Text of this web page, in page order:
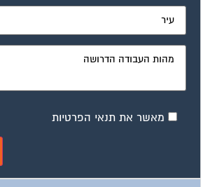
מאשר את תנאי הפרטיות